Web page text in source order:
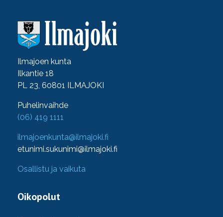
Ilmajoen kunta
Ilkantie 18
PL 23, 60801 ILMAJOKI
Puhelinvaihde
(06) 419 1111
ilmajoenkunta@ilmajoki.fi
etunimi.sukunimi@ilmajoki.fi
Osallistu ja vaikuta
Oikopolut